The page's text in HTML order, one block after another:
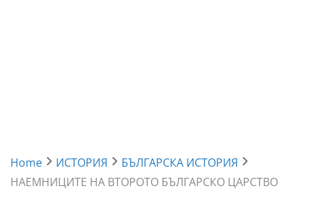
Home ИСТОРИЯ
БЪЛГАРСКА ИСТОРИЯ
НАЕМНИЦИТЕ НА ВТОРОТО БЪЛГАРСКО ЦАРСТВО